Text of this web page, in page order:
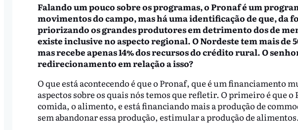
Falando um pouco sobre os programas, o Pronaf é um
movimentos do campo, mas há uma identificação de que, da
priorizando os grandes produtores em detrimento dos de
existe inclusive no aspecto regional. O Nordeste tem mais de
mas recebe apenas 14% dos recursos do crédito rural. O
redirecionamento em relação a isso?
O que está acontecendo é que o Pronaf, que é um financiamento
aspectos sobre os quais nós temos que refletir. O primeiro é que
comida, o alimento, e está financiando mais a produção de
sem abandonar essa produção, estimular a produção de